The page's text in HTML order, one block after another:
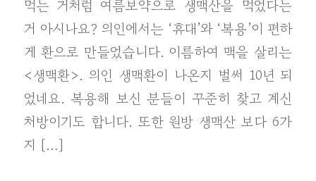
먹는 거처럼 여름보약으로 생맥산을 먹었다는
거 아시나요? 의인에서는 ‘휴대’와 ‘복용’이 편하
게 환으로 만들었습니다. 이름하여 맥을 살리는
<생맥환>. 의인 생맥환이 나온지 벌써 10년 되
었네요. 복용해 보신 분들이 꾸준히 찾고 계신
처방이기도 합니다. 또한 원방 생맥산 보다 6가
지 […]